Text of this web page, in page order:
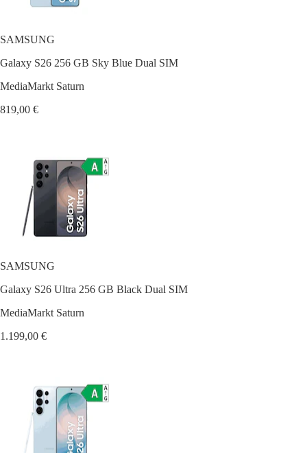
SAMSUNG
Galaxy S26 256 GB Sky Blue Dual SIM
MediaMarkt Saturn
819,00 €
SAMSUNG
Galaxy S26 Ultra 256 GB Black Dual SIM
MediaMarkt Saturn
1.199,00 €